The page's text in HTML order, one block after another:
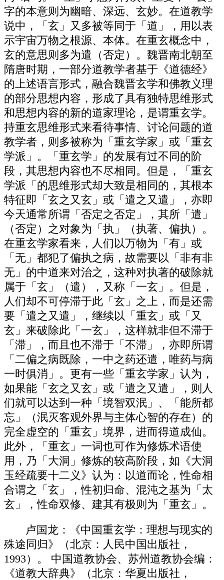
字的本意则为幽暗、深远、玄妙。在道教学
说中，「玄」又多被等同于「道」，用以表
示宇宙万物之根源、本体。在重玄概念中，
玄的意思则多为遣（否定）。魏晋南北朝至
隋唐时期，一部分道教学者基于《道德经》
的上述语言形式，融合魏晋玄学和佛教义理
的部分思想内容，形成了具有独特思维形式
和思想内容的新的道家理论，是谓重玄学。
持重玄思维形式来看待事情、讨论问题的道
教学者，则多被称为「重玄学家」或「重玄
学派」。「重玄学」的发展有过不同的阶
段，其思想内容也不尽相同。但是，「重玄
学派「的思维形式却大致是相同的，其根本
特征即「玄之又玄」或「遣之又遣」，亦即
今天通常所谓「否定之否定」，其所「遣」
（否定）之对象为「执」（执著、偏执）。
在重玄学家看来，人们以万物为「有」或
「无」都犯了偏执之病，故需要以「非有非
无」的中道来对治之，这种对执著的破除就
属于「玄」（遣），又称「一玄」。但是，
人们却不可停滞于此「玄」之上，而是还需
要「遣之又遣」，继续以「重玄」或「又
玄」来破除此「一玄」，这样就非但不滞于
「滞」，而且也不滞于「不滞」，亦即所谓
「二偏之病既除，一中之药还遣，唯药与病
一时俱消」。更有一些「重玄学家」认为，
如果能「玄之又玄」或「遣之又遣」，则人
们就可以达到一种「境智双泯」、「能所都
忘」（泯灭客观外界与主体心智的存在）的
完全虚空的「重玄」境界，进而得道成仙。
此外，「重玄」一词也可作为修炼术语使
用，乃「大洞」修炼的较高阶段，如《大洞
玉经疏要十二义》认为：以道而论，性命相
合谓之「玄」，性初归命、混沌之基为「太
玄」，性命双修、建其有极则为「重玄」。
卢国龙：《中国重玄学：理想与现实的
殊途同归》（北京：人民中国出版社，
1993）。 中国道教协会、苏州道教协会编：
《道教大辞典》（北京：华夏出版社，